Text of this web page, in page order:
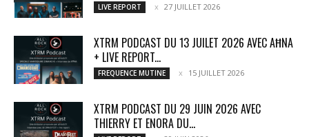
LIVE REPORT 27 JUILLET 2026
XTRM PODCAST DU 13 JUILET 2026 AVEC AĦNA
+ LIVE REPORT...
FREQUENCE MUTINE 15 JUILLET 2026
XTRM PODCAST DU 29 JUIN 2026 AVEC
THIERRY ET ENORA DU...